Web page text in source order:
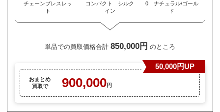
チェーンブレスレッ
ト
コンパクト シルク
イン
0 ナチュラル/ゴール
ド
単品での買取価格合計 850,000円 のところ
おまとめ
買取で
900,000円
50,000円UP